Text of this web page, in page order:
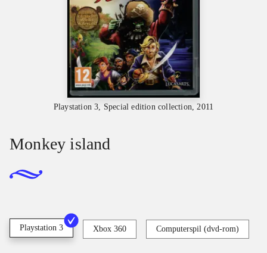
Playstation 3, Special edition collection, 2011
Monkey island
Playstation 3 Xbox 360 Computerspil (dvd-rom)